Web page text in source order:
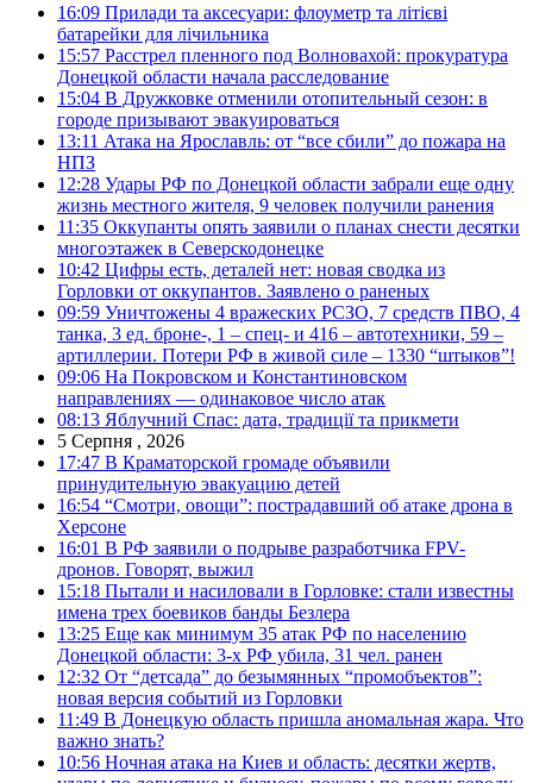
16:09 Прилади та аксесуари: флоуметр та літієві
батарейки для лічильника
15:57 Расстрел пленного под Волновахой: прокуратура
Донецкой области начала расследование
15:04 В Дружковке отменили отопительный сезон: в
городе призывают эвакуироваться
13:11 Атака на Ярославль: от “все сбили” до пожара на
НПЗ
12:28 Удары РФ по Донецкой области забрали еще одну
жизнь местного жителя, 9 человек получили ранения
11:35 Оккупанты опять заявили о планах снести десятки
многоэтажек в Северскодонецке
10:42 Цифры есть, деталей нет: новая сводка из
Горловки от оккупантов. Заявлено о раненых
09:59 Уничтожены 4 вражеских РСЗО, 7 средств ПВО, 4
танка, 3 ед. броне-, 1 – спец- и 416 – автотехники, 59 –
артиллерии. Потери РФ в живой силе – 1330 “штыков”!
09:06 На Покровском и Константиновском
направлениях — одинаковое число атак
08:13 Яблучний Спас: дата, традиції та прикмети
5 Серпня , 2026
17:47 В Краматорской громаде объявили
принудительную эвакуацию детей
16:54 “Смотри, овощи”: пострадавший об атаке дрона в
Херсоне
16:01 В РФ заявили о подрыве разработчика FPV-
дронов. Говорят, выжил
15:18 Пытали и насиловали в Горловке: стали известны
имена трех боевиков банды Безлера
13:25 Еще как минимум 35 атак РФ по населению
Донецкой области: 3-х РФ убила, 31 чел. ранен
12:32 От “детсада” до безымянных “промобъектов”:
новая версия событий из Горловки
11:49 В Донецкую область пришла аномальная жара. Что
важно знать?
10:56 Ночная атака на Киев и область: десятки жертв,